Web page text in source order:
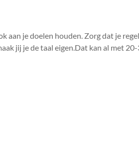
aan je doelen houden. Zorg dat je
jij je de taal eigen.Dat kan al met